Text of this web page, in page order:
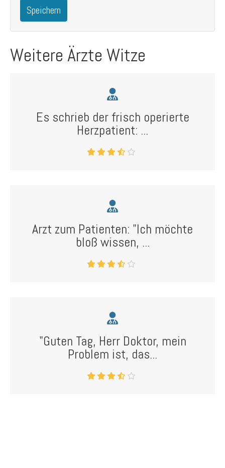
Speichern
Weitere Ärzte Witze
Es schrieb der frisch operierte
Herzpatient: ...
Arzt zum Patienten: "Ich möchte
bloß wissen, ...
"Guten Tag, Herr Doktor, mein
Problem ist, das...